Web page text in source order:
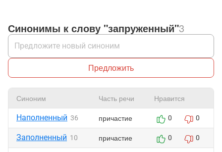
Синонимы к слову "запруженный"3
Предложить
Синоним Часть речи Нравится
Наполненный 36 причастие 0 0
Заполненный 10 причастие 0 0